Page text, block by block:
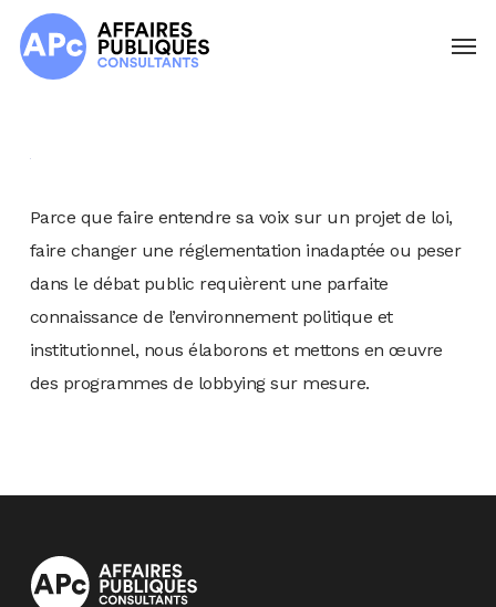
Skip
main
Parce que faire entendre sa voix sur un projet de loi,
faire changer une réglementation inadaptée ou peser
dans le débat public requièrent une parfaite
connaissance de l’environnement politique et
institutionnel, nous élaborons et mettons en œuvre
des programmes de lobbying sur mesure.